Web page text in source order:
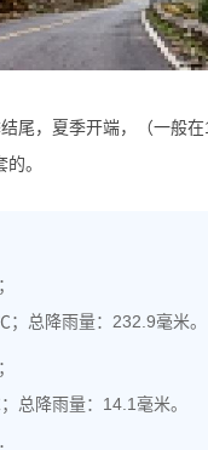
尾，夏季开端，（一般
。
总降雨量：232.9毫米。
总降雨量：14.1毫米。